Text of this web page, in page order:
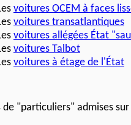
voitures OCEM à faces
voitures transatlantiques
voitures allégées État
voitures Talbot
voitures à étage de l'État
de "particuliers" admises